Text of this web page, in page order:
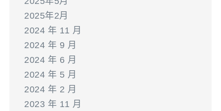
2025年2月
2024 年 11 月
2024 年 9 月
2024 年 6 月
2024 年 5 月
2024 年 2 月
2023 年 11 月